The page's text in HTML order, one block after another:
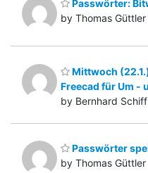
Passwörter:
by Thomas
Mittwoch
Freecad für Um -
by Bernhard
Passwörter
by Thomas Güttler